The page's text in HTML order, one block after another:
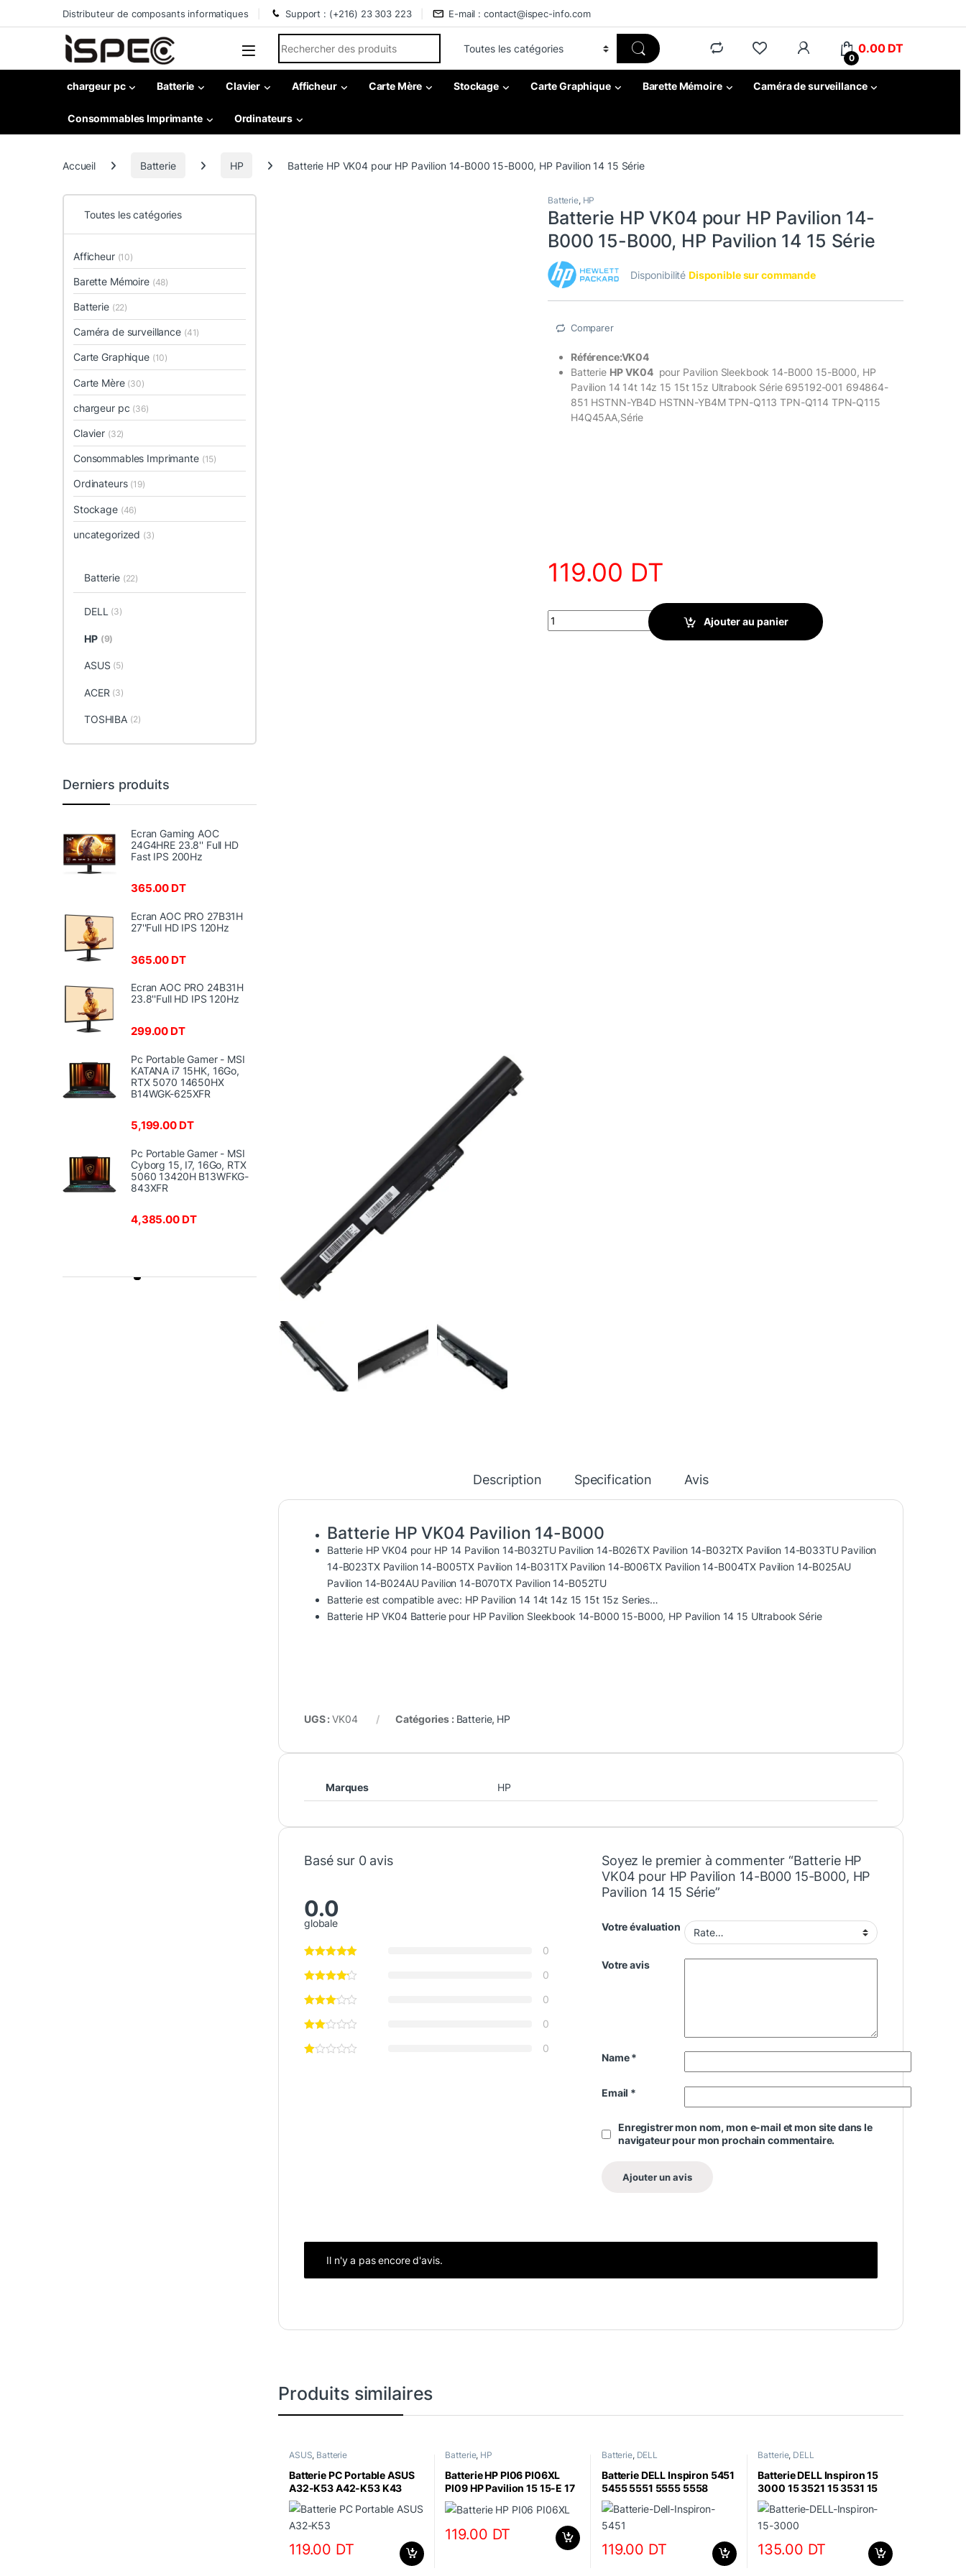
Skip to navigation
Skip to contentDistributeur de composants informatiques Support : (+216) 23 303 223 E-mail : contact@ispec-info.com
Search for:
0
0.00 DT
chargeur pc Batterie Clavier Afficheur Carte Mère Stockage Carte Graphique Barette Mémoire Caméra de surveillance
Consommables Imprimante Ordinateurs
Accueil Batterie HP Batterie HP VK04 pour HP Pavilion 14-B000 15-B000, HP Pavilion 14 15 Série
Batterie, HP
Batterie HP VK04 pour HP Pavilion 14-
B000 15-B000, HP Pavilion 14 15 Série
Disponibilité Disponible sur commande
Comparer
Référence:VK04
Batterie HP VK04pourPavilion Sleekbook 14-B000 15-B000, HP
Pavilion 14 14t 14z 15 15t 15z Ultrabook Série 695192-001 694864-
851 HSTNN-YB4D HSTNN-YB4M TPN-Q113 TPN-Q114 TPN-Q115
H4Q45AA,Série
119.00 DT
Batterie HP VK04 pour HP Pavilion 14-B000 15-B000, HP Pavilion 14 15 Série quantity
Ajouter au panier
Description Specification Avis
Batterie HP VK04 Pavilion 14-B000
Batterie HP VK04 pour HP 14 Pavilion 14-B032TU Pavilion 14-B026TX Pavilion 14-B032TX Pavilion 14-B033TU Pavilion
14-B023TX Pavilion 14-B005TX Pavilion 14-B031TX Pavilion 14-B006TX Pavilion 14-B004TX Pavilion 14-B025AU
Pavilion 14-B024AU Pavilion 14-B070TX Pavilion 14-B052TU
Batterie est compatible avec: HP Pavilion 14 14t 14z 15 15t 15z Series…
Batterie HP VK04 Batterie pour HP Pavilion Sleekbook 14-B000 15-B000, HP Pavilion 14 15 Ultrabook Série
UGS :VK04 Catégories : Batterie, HP
Marques HP
Basé sur 0 avis
0.0
globale
0
0
0
0
0
Soyez le premier à commenter “Batterie HP
VK04 pour HP Pavilion 14-B000 15-B000, HP
Pavilion 14 15 Série”
Votre évaluation
Votre avis
Name*
Email *
Enregistrer mon nom, mon e-mail et mon site dans le
navigateur pour mon prochain commentaire.
Il n'y a pas encore d'avis.
Produits similaires
ASUS, Batterie
Batterie PC Portable ASUS
A32-K53 A42-K53 K43
K53 X43 A83 A84 K54
119.00 DT
Batterie, HP
Batterie HP PI06 PI06XL
PI09 HP Pavilion 15 15-E 17
17-E HP Envy 14 14Z
119.00 DT
Batterie, DELL
Batterie DELL Inspiron 5451
5455 5551 5555 5558
5758,
119.00 DT
Batterie, DELL
Batterie DELL Inspiron 15
3000 15 3521 15 3531 15
3541 15 3542
135.00 DT
Toutes les catégories
Afficheur (10)
Barette Mémoire (48)
Batterie (22)
Caméra de surveillance (41)
Carte Graphique (10)
Carte Mère (30)
chargeur pc (36)
Clavier (32)
Consommables Imprimante (15)
Ordinateurs (19)
Stockage (46)
uncategorized (3)
Batterie (22)
DELL (3)
HP (9)
ASUS (5)
ACER (3)
TOSHIBA (2)
Derniers produits
Ecran Gaming AOC
24G4HRE 23.8'' Full HD
Fast IPS 200Hz
365.00 DT
Ecran AOC PRO 27B31H
27''Full HD IPS 120Hz
365.00 DT
Ecran AOC PRO 24B31H
23.8''Full HD IPS 120Hz
299.00 DT
Pc Portable Gamer - MSI
KATANA i7 15HK, 16Go,
RTX 5070 14650HX
B14WGK-625XFR
5,199.00 DT
Pc Portable Gamer - MSI
Cyborg 15, I7, 16Go, RTX
5060 13420H B13WFKG-
843XFR
4,385.00 DT
Product Carousel Tabs